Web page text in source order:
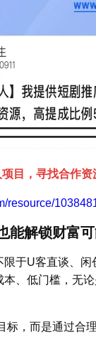
目，寻找合作
resource/
能解锁财富
于U客直谈、
、低门槛，无
标，而是通过合